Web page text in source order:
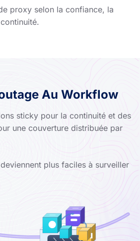
proxy selon la confiance, la
Au Workflow
sticky pour la continuité et des
une couverture distribuée par
plus faciles à surveiller